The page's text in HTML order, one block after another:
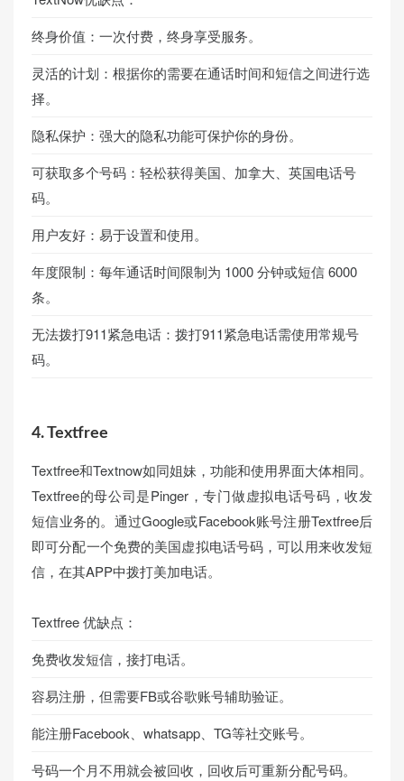
终身价值：一次付费，终身享受服务。
灵活的计划：根据你的需要在通话时间和短信之间进行选
择。
隐私保护：强大的隐私功能可保护你的身份。
可获取多个号码：轻松获得美国、加拿大、英国电话号
码。
用户友好：易于设置和使用。
年度限制：每年通话时间限制为 1000 分钟或短信 6000
条。
无法拨打911紧急电话：拨打911紧急电话需使用常规号
码。
4. Textfree
Textfree和Textnow如同姐妹，功能和使用界面大体相同。
Textfree的母公司是Pinger，专门做虚拟电话号码，收发
短信业务的。通过Google或Facebook账号注册Textfree后
即可分配一个免费的美国虚拟电话号码，可以用来收发短
信，在其APP中拨打美加电话。
Textfree 优缺点：
免费收发短信，接打电话。
容易注册，但需要FB或谷歌账号辅助验证。
能注册Facebook、whatsapp、TG等社交账号。
号码一个月不用就会被回收，回收后可重新分配号码。